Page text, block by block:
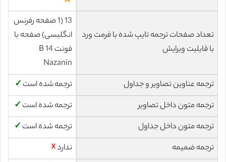
تعداد صفحات ترجمه تایپ شده با فرمت ورد
با قابلیت ویرایش
13 (1 صفحه رفرنس
انگلیسی) صفحه با
فونت 14 B
Nazanin
ترجمه عناوین تصاویر و جداول
ترجمه شده است ✓
ترجمه متون داخل تصاویر
ترجمه شده است ✓
ترجمه متون داخل جداول
ترجمه شده است ✓
ترجمه ضمیمه
ندارد☓